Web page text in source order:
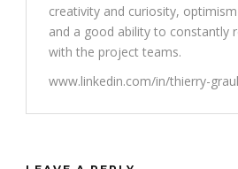
creativity and curiosity,
and a good ability to constantly
with the project teams.
www.linkedin.com/in/thierry-